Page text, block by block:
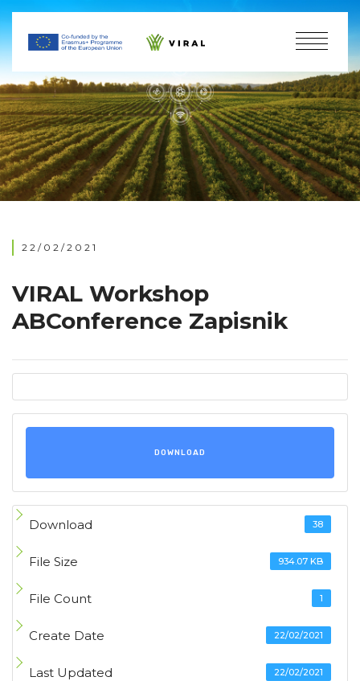
22/02/2021
VIRAL Workshop
ABConference Zapisnik
DOWNLOAD
Download 38
File Size 934.07 KB
File Count 1
Create Date 22/02/2021
Last Updated 22/02/2021